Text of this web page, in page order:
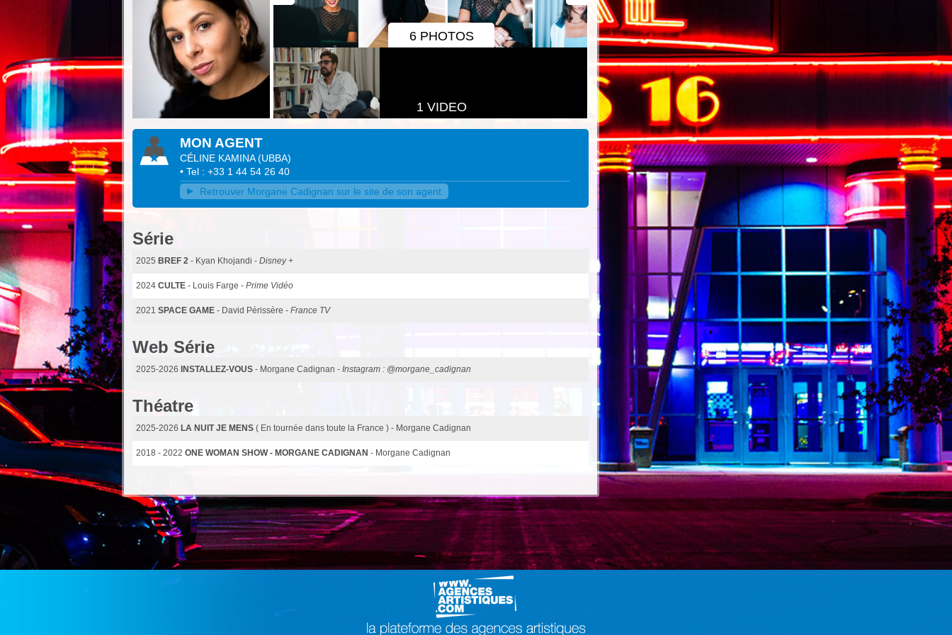
6 PHOTOS
1 VIDEO
MON AGENT
CÉLINE KAMINA (UBBA)
• Tel : +33 1 44 54 26 40
Retrouver Morgane Cadignan sur le site de son agent
Série
2025 BREF 2 - Kyan Khojandi - Disney +
2024 CULTE - Louis Farge - Prime Vidéo
2021 SPACE GAME - David Périssère - France TV
Web Série
2025-2026 INSTALLEZ-VOUS - Morgane Cadignan - Instagram : @morgane_cadignan
Théatre
2025-2026 LA NUIT JE MENS ( En tournée dans toute la France ) - Morgane Cadignan
2018 - 2022 ONE WOMAN SHOW - MORGANE CADIGNAN - Morgane Cadignan